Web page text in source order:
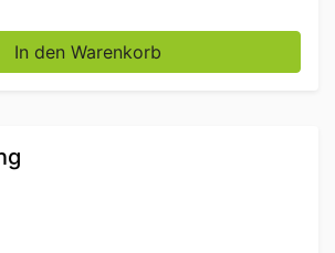
In den Warenkorb